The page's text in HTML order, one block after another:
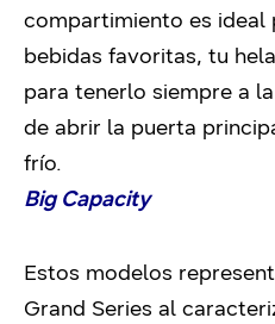
compartimiento es ideal
bebidas favoritas, tu
para tenerlo siempre a
de abrir la puerta
frío.
Big Capacity
Estos modelos
Grand Series al